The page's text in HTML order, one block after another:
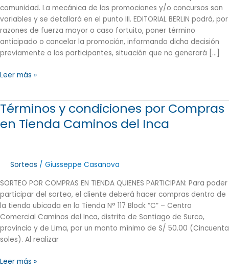
comunidad. La mecánica de las promociones y/o concursos son
variables y se detallará en el punto III. EDITORIAL BERLIN podrá, por
razones de fuerza mayor o caso fortuito, poner término
anticipado o cancelar la promoción, informando dicha decisión
previamente a los participantes, situación que no generará […]
Leer más »
Términos y condiciones por Compras
en Tienda Caminos del Inca
Sorteos / Giusseppe Casanova
SORTEO POR COMPRAS EN TIENDA QUIENES PARTICIPAN: Para poder
participar del sorteo, el cliente deberá hacer compras dentro de
la tienda ubicada en la Tienda N° 117 Block “C” – Centro
Comercial Caminos del Inca, distrito de Santiago de Surco,
provincia y de Lima, por un monto mínimo de S/ 50.00 (Cincuenta
soles). Al realizar
Términos
condiciones
Caminos
del
Inca
Leer más »